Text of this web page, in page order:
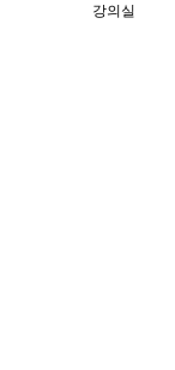
강의실